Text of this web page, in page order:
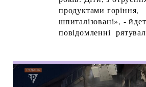
продуктами горіння,
шпиталізовані», -
повідомленні